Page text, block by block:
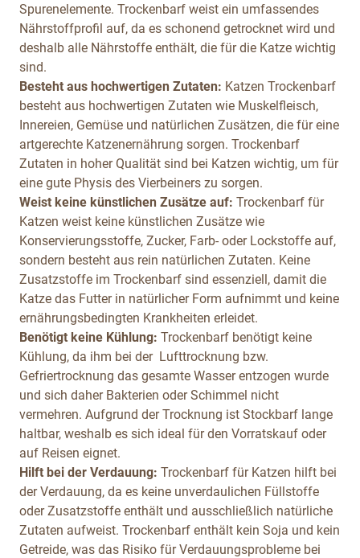
Spurenelemente. Trockenbarf weist ein umfassendes
Nährstoffprofil auf, da es schonend getrocknet wird und
deshalb alle Nährstoffe enthält, die für die Katze wichtig
sind.
Besteht aus hochwertigen Zutaten: Katzen Trockenbarf
besteht aus hochwertigen Zutaten wie Muskelfleisch,
Innereien, Gemüse und natürlichen Zusätzen, die für eine
artgerechte Katzenernährung sorgen. Trockenbarf
Zutaten in hoher Qualität sind bei Katzen wichtig, um für
eine gute Physis des Vierbeiners zu sorgen.
Weist keine künstlichen Zusätze auf: Trockenbarf für
Katzen weist keine künstlichen Zusätze wie
Konservierungsstoffe, Zucker, Farb- oder Lockstoffe auf,
sondern besteht aus rein natürlichen Zutaten. Keine
Zusatzstoffe im Trockenbarf sind essenziell, damit die
Katze das Futter in natürlicher Form aufnimmt und keine
ernährungsbedingten Krankheiten erleidet.
Benötigt keine Kühlung: Trockenbarf benötigt keine
Kühlung, da ihm bei der Lufttrocknung bzw.
Gefriertrocknung das gesamte Wasser entzogen wurde
und sich daher Bakterien oder Schimmel nicht
vermehren. Aufgrund der Trocknung ist Stockbarf lange
haltbar, weshalb es sich ideal für den Vorratskauf oder
auf Reisen eignet.
Hilft bei der Verdauung: Trockenbarf für Katzen hilft bei
der Verdauung, da es keine unverdaulichen Füllstoffe
oder Zusatzstoffe enthält und ausschließlich natürliche
Zutaten aufweist. Trockenbarf enthält kein Soja und kein
Getreide, was das Risiko für Verdauungsprobleme bei